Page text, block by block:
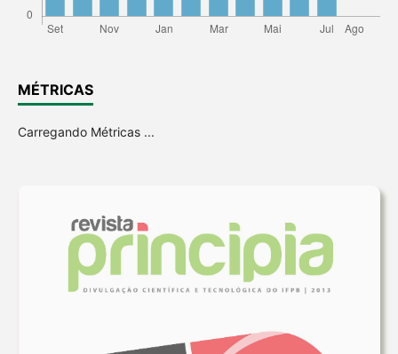
MÉTRICAS
Carregando Métricas ...